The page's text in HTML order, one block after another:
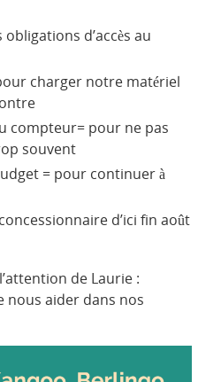
d’accès au
charger notre matériel
compteur= pour ne pas
souvent
= pour continuer à
d’ici fin août
de Laurie :
nous aider dans nos